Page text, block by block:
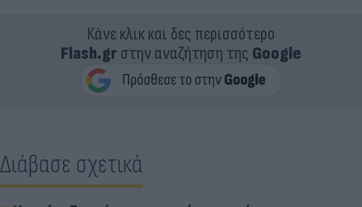
Κάνε κλικ και δες περισσότερο
Flash.grστην αναζήτηση της Google
Διάβασε σχετικά